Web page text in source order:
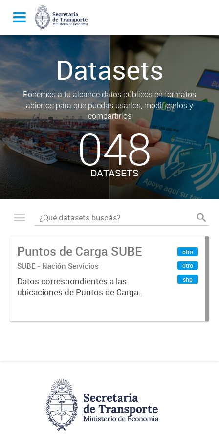
Datasets
Ponemos a tu alcance datos públicos en formatos
abiertos para que puedas usarlos, modificarlos y
compartirlos
048
DATASETS
Puntos de Carga SUBE
SUBE - Nación Servicios
Datos correspondientes a las
ubicaciones de Puntos de Carga
otro
otro
shp